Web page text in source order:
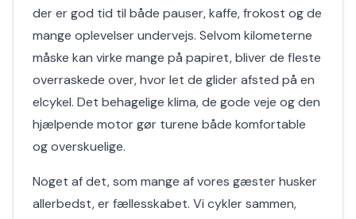
der er god tid til både pauser, kaffe, frokost og de
mange oplevelser undervejs. Selvom kilometerne
måske kan virke mange på papiret, bliver de fleste
overraskede over, hvor let de glider afsted på en
elcykel. Det behagelige klima, de gode veje og den
hjælpende motor gør turene både komfortable
og overskuelige.
Noget af det, som mange af vores gæster husker
allerbedst, er fællesskabet. Vi cykler sammen,